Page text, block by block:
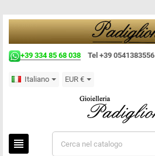
+39 334 85 68 038 Tel +39 0541383556
Italiano EUR €
view_headline